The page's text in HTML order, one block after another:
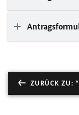
ZURÜCK ZU: